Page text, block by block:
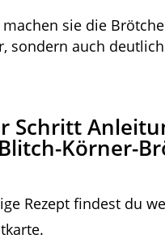
sie die
sondern auch deutlich
Schritt
Körner-
Rezept findest du